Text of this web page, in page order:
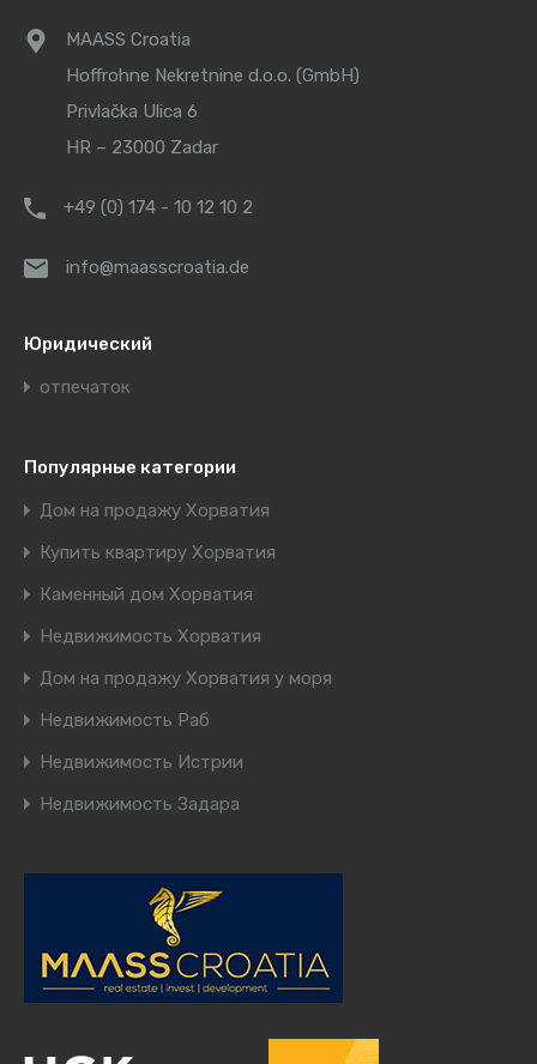
MAASS Croatia
Hoffrohne Nekretnine d.o.o. (GmbH)
Privlačka Ulica 6
HR – 23000 Zadar
+49 (0) 174 - 10 12 10 2
info@maasscroatia.de
Юридический
отпечаток
Популярные категории
Дом на продажу Хорватия
Купить квартиру Хорватия
Каменный дом Хорватия
Недвижимость Хорватия
Дом на продажу Хорватия у моря
Недвижимость Раб
Недвижимость Истрии
Недвижимость Задара